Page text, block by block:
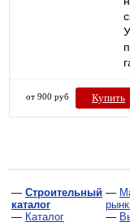
от 900 руб Купить
— Строительный
каталог
— Каталог
—
—